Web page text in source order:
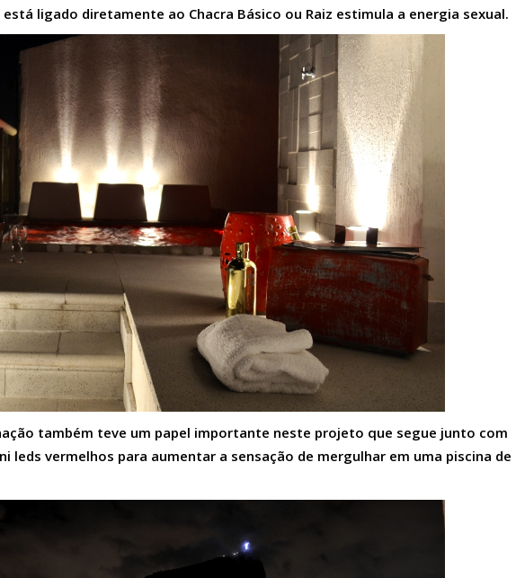
ligado diretamente ao Chacra Básico ou Raiz estimula a energia sexual.
também teve um papel importante neste projeto que segue junto com
leds vermelhos para aumentar a sensação de mergulhar em uma piscina de